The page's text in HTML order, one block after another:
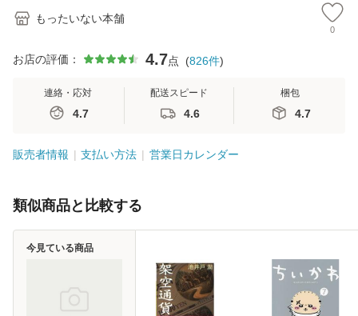
もったいない本舗
0
お店の評価： 4.7点 (826件)
連絡・応対
4.7
配送スピード
4.6
梱包
4.7
販売者情報 支払い方法 営業日カレンダー
類似商品と比較する
今見ている商品